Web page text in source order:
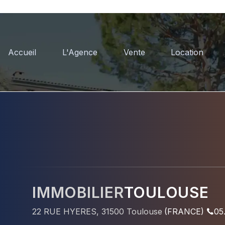
Accueil L'Agence Vente Location
IMMOBILIERTOULOUSE
22 RUE HYERES, 31500 Toulouse (FRANCE)